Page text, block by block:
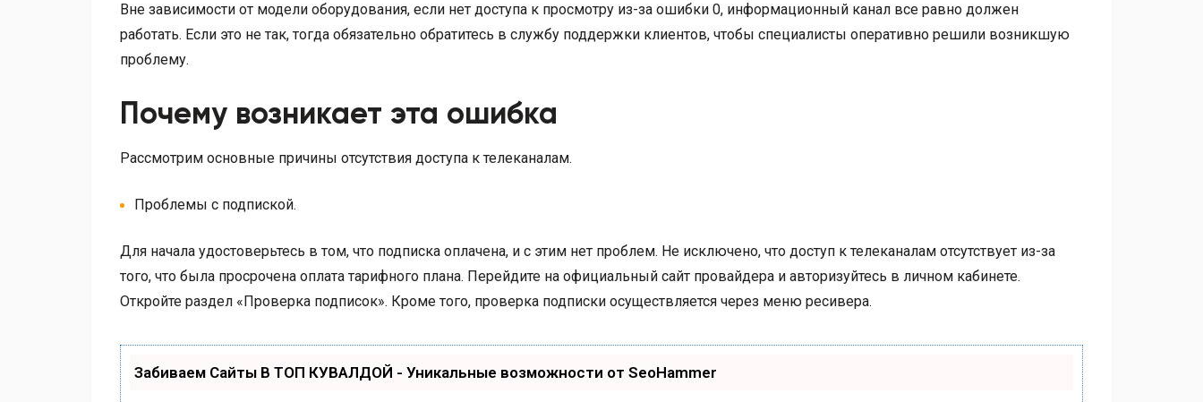
Вне зависимости от модели оборудования, если нет доступа к просмотру из-за ошибки 0, информационный канал все равно должен
работать. Если это не так, тогда обязательно обратитесь в службу поддержки клиентов, чтобы специалисты оперативно решили возникшую
проблему.
Почему возникает эта ошибка
Рассмотрим основные причины отсутствия доступа к телеканалам.
Проблемы с подпиской.
Для начала удостоверьтесь в том, что подписка оплачена, и с этим нет проблем. Не исключено, что доступ к телеканалам отсутствует из-за
того, что была просрочена оплата тарифного плана. Перейдите на официальный сайт провайдера и авторизуйтесь в личном кабинете.
Откройте раздел «Проверка подписок». Кроме того, проверка подписки осуществляется через меню ресивера.
Забиваем Сайты В ТОП КУВАЛДОЙ - Уникальные возможности от SeoHammer